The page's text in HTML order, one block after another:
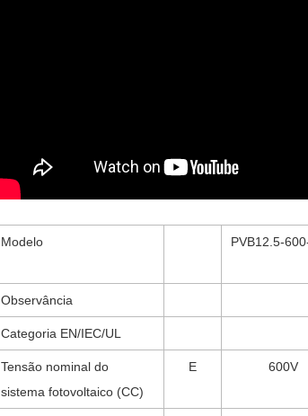
Modelo PVB12.5-
Observância
Categoria EN/IEC/UL
Tensão nominal do
sistema fotovoltaico (CC)
E 600V